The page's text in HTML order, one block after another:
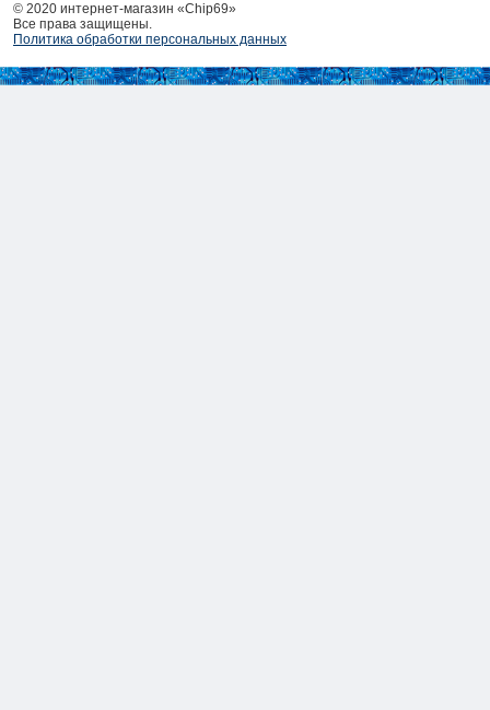
© 2020 интернет-магазин «Chip69»
Все права защищены.
Политика обработки персональных данных